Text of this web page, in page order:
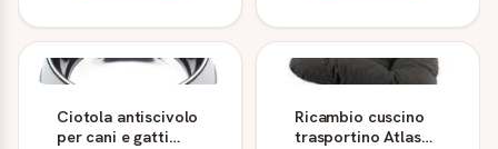
Ciotola antiscivolo
per cani e gatti
Ricambio cuscino
trasportino Atlas